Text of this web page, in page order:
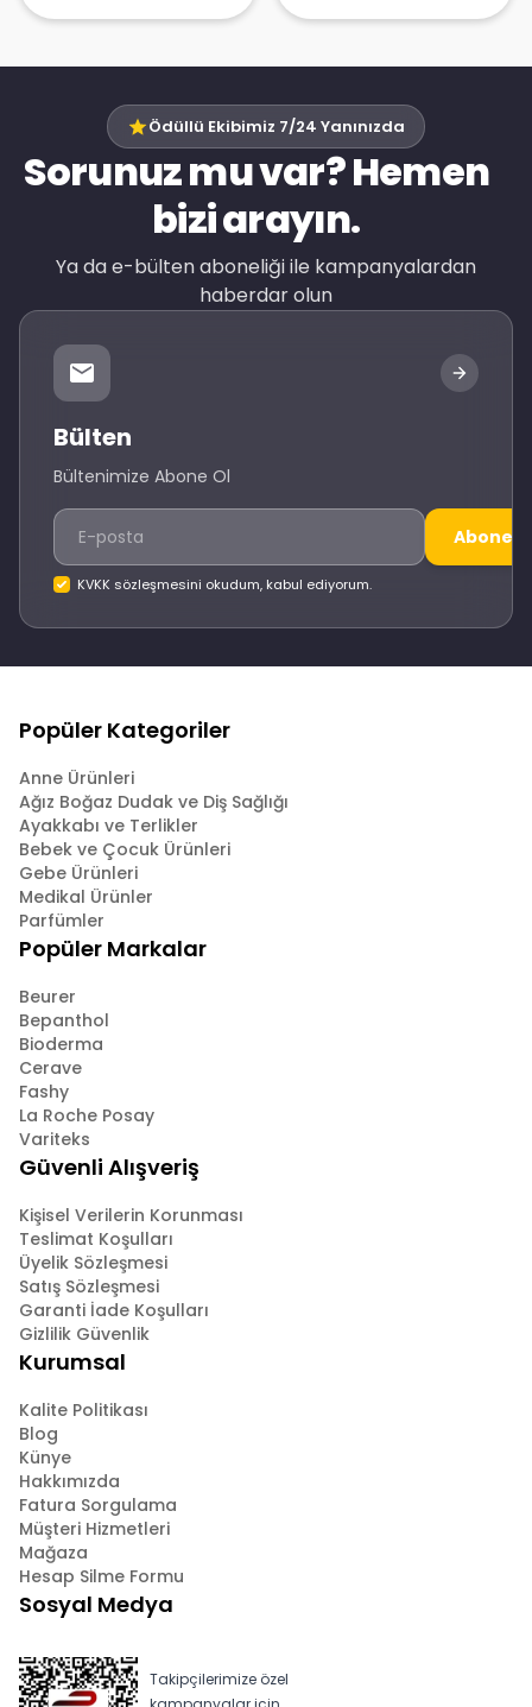
Ödüllü Ekibimiz 7/24 Yanınızda
Sorunuz mu var? Hemen
bizi arayın.
Ya da e-bülten aboneliği ile kampanyalardan
haberdar olun
Bülten
Bültenimize Abone Ol
Abone
KVKK sözleşmesini okudum, kabul ediyorum.
Popüler Kategoriler
Anne Ürünleri
Ağız Boğaz Dudak ve Diş Sağlığı
Ayakkabı ve Terlikler
Bebek ve Çocuk Ürünleri
Gebe Ürünleri
Medikal Ürünler
Parfümler
Popüler Markalar
Beurer
Bepanthol
Bioderma
Cerave
Fashy
La Roche Posay
Variteks
Güvenli Alışveriş
Kişisel Verilerin Korunması
Teslimat Koşulları
Üyelik Sözleşmesi
Satış Sözleşmesi
Garanti İade Koşulları
Gizlilik Güvenlik
Kurumsal
Kalite Politikası
Blog
Künye
Hakkımızda
Fatura Sorgulama
Müşteri Hizmetleri
Mağaza
Hesap Silme Formu
Sosyal Medya
Takipçilerimize özel